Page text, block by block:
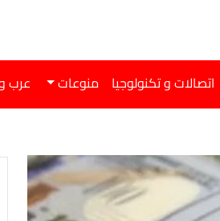
اتصالات و تكنولوجيا منوعات عرب